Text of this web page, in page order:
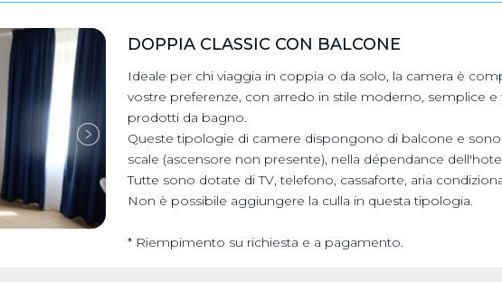
DOPPIA CLASSIC CON BALCONE
Ideale per chi viaggia in coppia o da solo, la camera è
vostre preferenze, con arredo in stile moderno, semplice
prodotti da bagno.
Queste tipologie di camere dispongono di balcone e sono
scale (ascensore non presente), nella dépendance
​Tutte sono dotate di TV, telefono, cassaforte, aria
Non è possibile aggiungere la culla in questa tipologia.
* Riempimento su richiesta e a pagamento.